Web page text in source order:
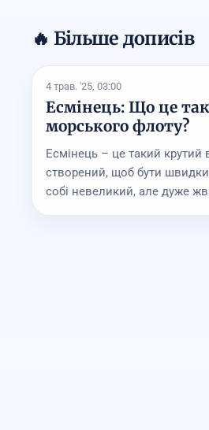
🔥 Більше дописів
4 трав. '25, 03:00
Есмінець: Що це
морського флоту?
Есмінець – це такий крутий
створений, щоб бути
собі невеликий, але дуже